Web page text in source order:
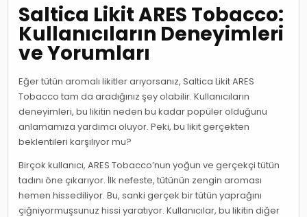
Saltica Likit ARES Tobacco:
Kullanıcıların Deneyimleri
ve Yorumları
Eğer tütün aromalı likitler arıyorsanız, Saltica Likit ARES
Tobacco tam da aradığınız şey olabilir. Kullanıcıların
deneyimleri, bu likitin neden bu kadar popüler olduğunu
anlamamıza yardımcı oluyor. Peki, bu likit gerçekten
beklentileri karşılıyor mu?
Birçok kullanıcı, ARES Tobacco’nun yoğun ve gerçekçi tütün
tadını öne çıkarıyor. İlk nefeste, tütünün zengin aroması
hemen hissediliyor. Bu, sanki gerçek bir tütün yaprağını
çiğniyormuşsunuz hissi yaratıyor. Kullanıcılar, bu likitin diğer